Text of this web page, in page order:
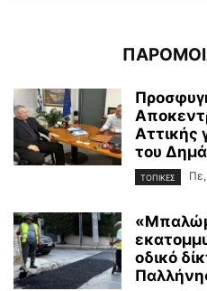
Αττικής
του
ΤΟΠΙΚΕΣ
οδικό